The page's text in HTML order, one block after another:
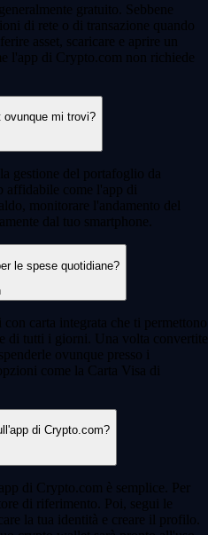
gratuito. Sebbene
di rete o di transazione quando
asset, scaricare e aprire un
l'app di Crypto.com non richiede
ovunque mi trovi?
gestione del portafoglio da
affidabile come l'app di
monitorare l'andamento del
dal tuo smartphone.
le spese quotidiane?
carta integrata che ti permettono
di tutti i giorni. Una volta convertite
ovunque presso i
come la Carta Visa di
di Crypto.com?
di Crypto.com è semplice. Per
di riferimento. Poi, segui le
la tua identità e creare il profilo.